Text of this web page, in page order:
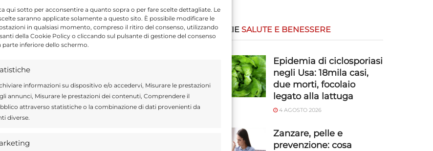
qui sotto per acconsentire a quanto sopra o per fare scelte dettagliate. Le
saranno applicate solamente a questo sito. È possibile modificare le
in qualsiasi momento, compreso il ritiro del consenso, utilizzando
della Cookie Policy o cliccando sul pulsante di gestione del consenso
parte inferiore dello schermo.
informazioni su dispositivo e/o accedervi, Misurare le prestazioni
annunci, Misurare le prestazioni dei contenuti, Comprendere il
attraverso statistiche o la combinazione di dati provenienti da
diverse.
è composta da giornalisti, collaboratori e
che ogni giorno lavorano per offrire notizie,
dedicati alla Sicilia, all’attualità, alla politica,
sport. Un team dinamico e indipendente che
e affidabilità.
NOTIZIE SALUTE E BENESSERE
Epidemia di ciclosporiasi
negli Usa: 18mila casi,
due morti, focolaio
legato alla lattuga
4 AGOSTO 2026
Zanzare, pelle e
prevenzione: cosa